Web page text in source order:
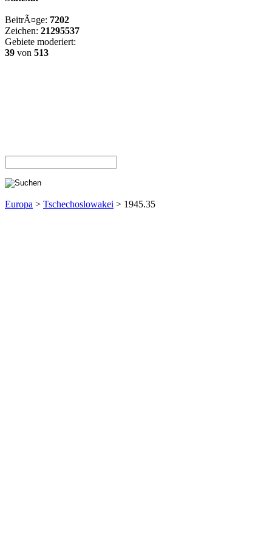
BeitrÃ¤ge: 7202
Zeichen: 21295537
Gebiete moderiert:
39 von 513
Europa > Tschechoslowakei > 1945.35